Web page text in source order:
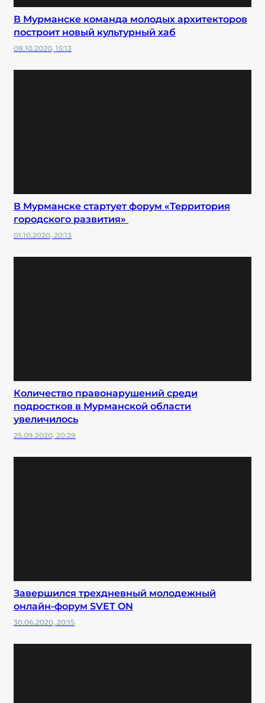
В Мурманске команда молодых архитекторов
построит новый культурный хаб
08.10.2020, 15:13
В Мурманске стартует форум «Территория
городского развития»
01.10.2020, 20:13
Количество правонарушений среди
подростков в Мурманской области
увеличилось
25.09.2020, 20:29
Завершился трехдневный молодежный
онлайн-форум SVET ON
30.06.2020, 20:15